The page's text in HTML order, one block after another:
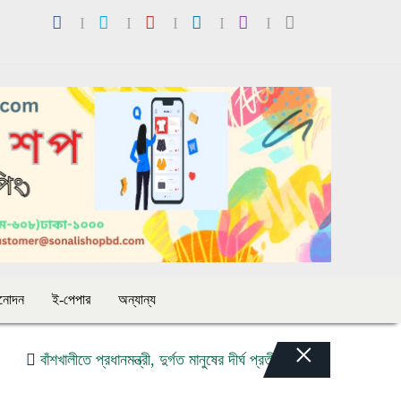
ই-পেপার অন্যান্য
বাঁশখালীতে প্রধানমন্ত্রী, দুর্গত মানুষের দীর্ঘ প্রতীক্ষা ও ঘুরে দাঁড়ানোর প্রত্যাশা
×